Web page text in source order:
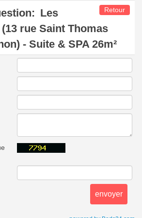
Retour
Les
rue Saint Thomas
- Suite & SPA 26m²